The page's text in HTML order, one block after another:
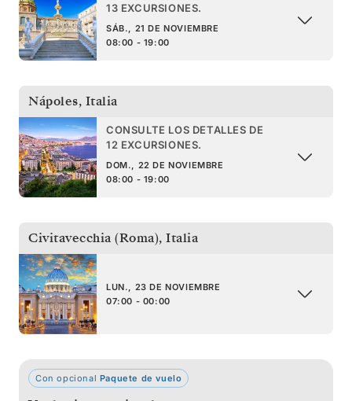
13 EXCURSIONES.
SÁB., 21 DE NOVIEMBRE
08:00 - 19:00
Nápoles, Italia
CONSULTE LOS DETALLES DE
12 EXCURSIONES.
DOM., 22 DE NOVIEMBRE
08:00 - 19:00
Civitavecchia (Roma), Italia
LUN., 23 DE NOVIEMBRE
07:00 - 00:00
Con opcional Paquete de vuelo